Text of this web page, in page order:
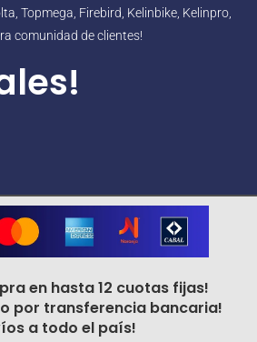
Topmega, Firebird, Kelinbike, Kelinpro,
comunidad de clientes!
en hasta 12 cuotas fijas!
por transferencia bancaria!
a todo el país!